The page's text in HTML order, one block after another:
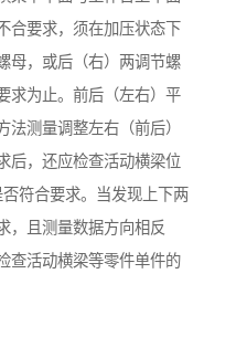
合要求，须在加压状态下
母，或后（右）两调节螺
求为止。前后（左右）平
测量调整左右（前后）
后，还应检查活动横梁位
符合要求。当发现上下两
，且测量数据方向相反
查活动横梁等零件单件的